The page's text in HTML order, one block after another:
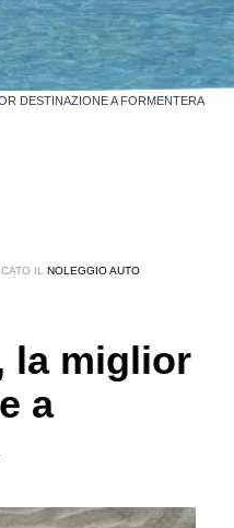
DESTINAZIONE A FORMENTERA
IL NOLEGGIO AUTO
la miglior
a